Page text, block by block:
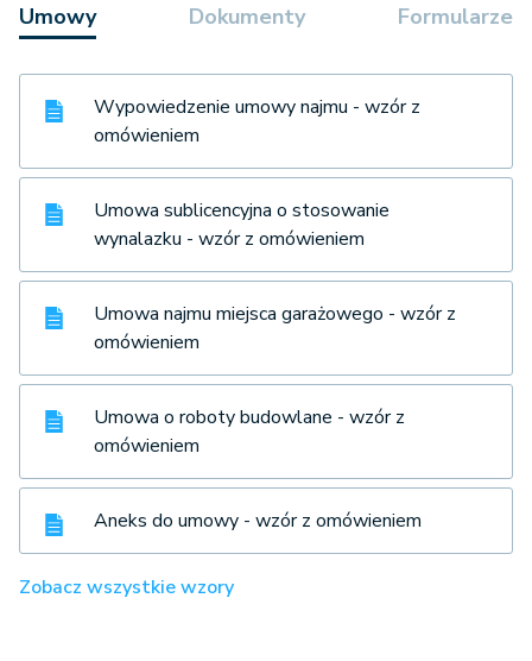
Umowy Dokumenty Formularze
Wypowiedzenie umowy najmu - wzór z
omówieniem
Umowa sublicencyjna o stosowanie
wynalazku - wzór z omówieniem
Umowa najmu miejsca garażowego - wzór z
omówieniem
Umowa o roboty budowlane - wzór z
omówieniem
Aneks do umowy - wzór z omówieniem
Zobacz wszystkie wzory